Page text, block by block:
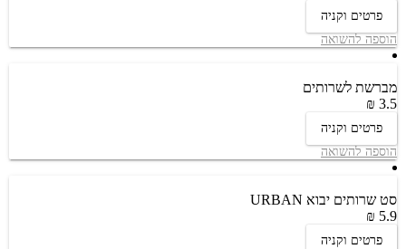
פרטים וקניה
הוספה להשואה
מברשת לשרותים
3.5 ₪
פרטים וקניה
הוספה להשואה
סט שרותים יבוא URBAN
5.9 ₪
פרטים וקניה